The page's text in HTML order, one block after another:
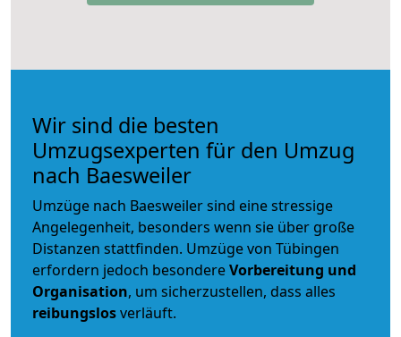
Wir sind die besten
Umzugsexperten für den Umzug
nach Baesweiler
Umzüge nach Baesweiler sind eine stressige
Angelegenheit, besonders wenn sie über große
Distanzen stattfinden. Umzüge von Tübingen
erfordern jedoch besondereVorbereitung und
Organisation, um sicherzustellen, dass alles
reibungslosverläuft.